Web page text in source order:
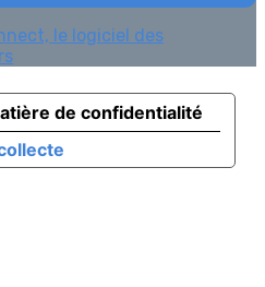
le logiciel des
de confidentialité